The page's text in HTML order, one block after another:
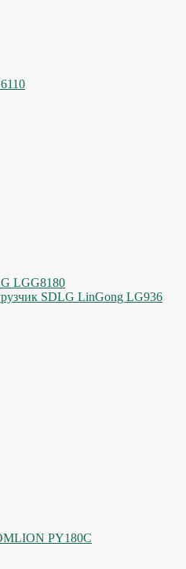
LGG8180
SDLG LinGong LG936
PY180C